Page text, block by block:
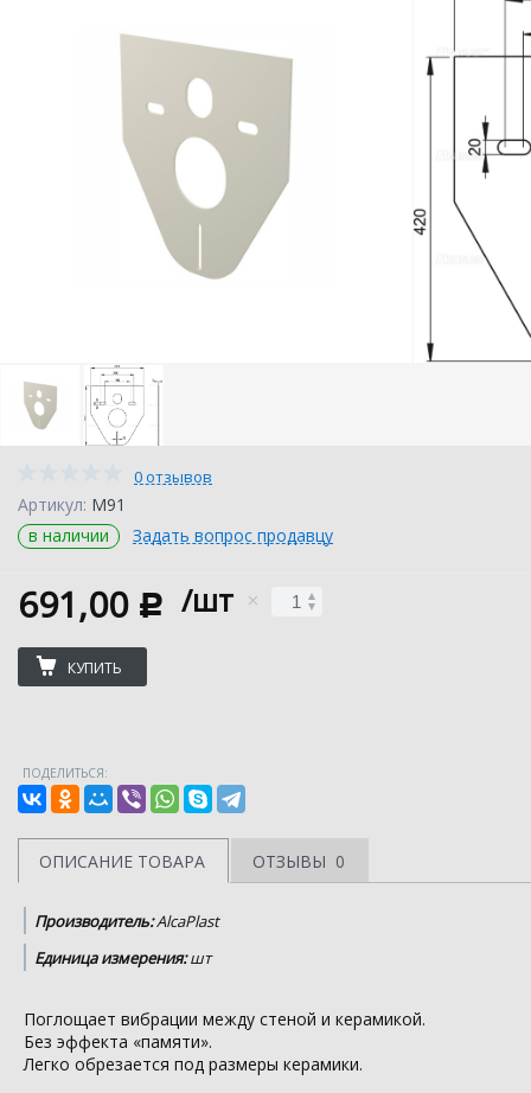
0 отзывов
Артикул: M91
в наличии
Задать вопрос продавцу
691,00 c /шт
КУПИТЬ
ПОДЕЛИТЬСЯ:
ОПИСАНИЕ ТОВАРА ОТЗЫВЫ 0
Производитель:AlcaPlast
Единица измерения:шт
Поглощает вибрации между стеной и керамикой.
Без эффекта «памяти».
Легко обрезается под размеры керамики.